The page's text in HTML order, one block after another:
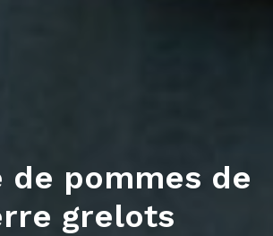
de pommes de
grelots